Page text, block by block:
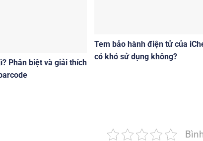
Phân biệt và giải thích
Tem bảo hành điện tử của
có khó sử dụng không?